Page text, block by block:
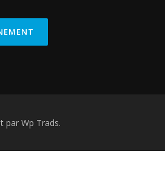
par Wp Trads.